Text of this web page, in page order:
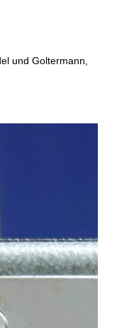
und Goltermann,